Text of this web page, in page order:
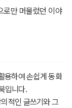
로만 머물렀던 이야
용하여 손쉽게 동화
입니다.
적인 글쓰기와 그